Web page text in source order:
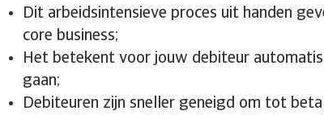
Dit arbeidsintensieve proces uit handen
core business;
Het betekent voor jouw debiteur
gaan;
Debiteuren zijn sneller geneigd om tot